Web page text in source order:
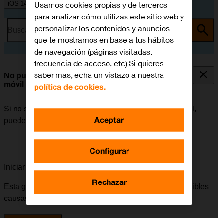
iOS 14.0
Busca por problema o tema
No puedo utilizar la conexión de internet de mi
móvil
Si no se puede utilizar la conexión de internet del móvil,
puede haber varias causas posibles al problema.
Iniciar la guía para solucionar tu problema
Esta guía te va a conducir a través de una serie de posibles
causas y soluciones al problema.
Usamos cookies propias y de terceros
para analizar cómo utilizas este sitio web y
personalizar los contenidos y anuncios
que te mostramos en base a tus hábitos
de navegación (páginas visitadas,
frecuencia de acceso, etc) Si quieres
saber más, echa un vistazo a nuestra
política de cookies.
Configurar
Rechazar
Aceptar